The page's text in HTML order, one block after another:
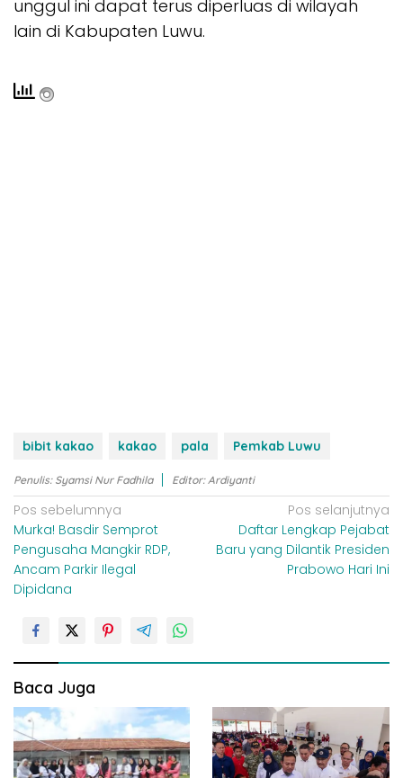
unggul ini dapat terus diperluas di wilayah
lain di Kabupaten Luwu.
bibit kakao kakao pala Pemkab Luwu
Penulis: Syamsi Nur Fadhila Editor: Ardiyanti
N
a
v
i
s
i
p
o
s
Pos sebelumnya
Murka! Basdir Semprot
Pengusaha Mangkir RDP,
Ancam Parkir Ilegal
Dipidana
Pos selanjutnya
Daftar Lengkap Pejabat
Baru yang Dilantik Presiden
Prabowo Hari Ini
Baca Juga